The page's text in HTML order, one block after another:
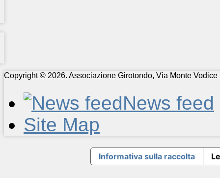
Copyright © 2026. Associazione Girotondo, Via Monte Vodice
News feed
Site Map
Informativa sulla raccolta